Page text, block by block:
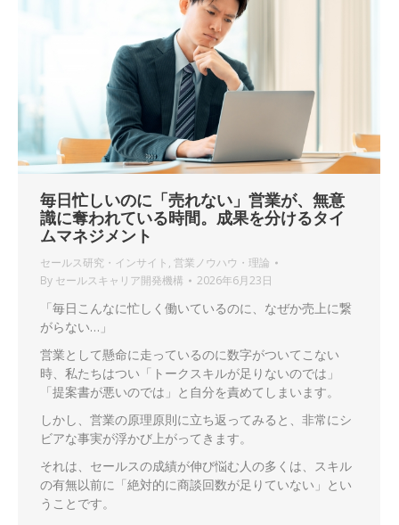
毎日忙しいのに「売れない」営業が、無意
識に奪われている時間。成果を分けるタイ
ムマネジメント
セールス研究・インサイト , 営業ノウハウ・理論
By セールスキャリア開発機構 2026年6月23日
「毎日こんなに忙しく働いているのに、なぜか売上に繋
がらない…」
営業として懸命に走っているのに数字がついてこない
時、私たちはつい「トークスキルが足りないのでは」
「提案書が悪いのでは」と自分を責めてしまいます。
しかし、営業の原理原則に立ち返ってみると、非常にシ
ビアな事実が浮かび上がってきます。
それは、セールスの成績が伸び悩む人の多くは、スキル
の有無以前に「絶対的に商談回数が足りていない」とい
うことです。